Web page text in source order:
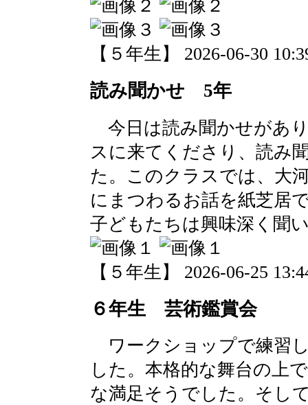
【５年生】 2026-06-30
読み聞かせ 5年
今日は読み聞かせがあ
スに来てくださり、読み
た。このクラスでは、大
にまつわるお話を紙芝居
子どもたちは興味深く聞
【５年生】 2026-06-25
６年生 芸術鑑賞会
ワークショップで練習
した。本格的な舞台の上
な満足そうでした。そし